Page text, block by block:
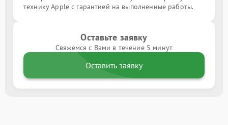
технику Apple с гарантией на выполненные работы.
Оставьте заявку
Свяжемся с Вами в течение 5 минут
Оставить заявку